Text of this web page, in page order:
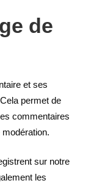
de
et ses
permet de
commentaires
sur notre
les